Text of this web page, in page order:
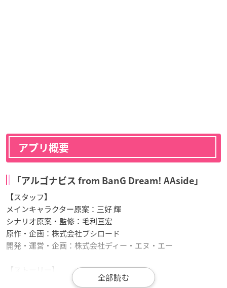
アプリ概要
「アルゴナビス from BanG Dream! AAside」
【スタッフ】
メインキャラクター原案：三好 輝
シナリオ原案・監修：毛利亘宏
原作・企画：株式会社ブシロード
開発・運営・企画：株式会社ディー・エヌ・エー
【ストーリー】
次世代のスターを見つけるため、アマチュアバンドの頂点を決